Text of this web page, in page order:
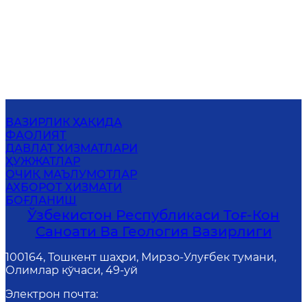
ВАЗИРЛИК ҲАҚИДА
ФАОЛИЯТ
ДАВЛАТ ХИЗМАТЛАРИ
ҲУЖЖАТЛАР
ОЧИҚ МАЪЛУМОТЛАР
АХБОРОТ ХИЗМАТИ
БОҒЛАНИШ
Ўзбекистон Республикаси Тоғ-Кон
Саноати Ва Геология Вазирлиги
100164, Тошкент шаҳри, Мирзо-Улуғбек тумани,
Олимлар кўчаси, 49-уй
Электрон почта: